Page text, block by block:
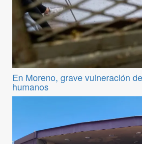
En Moreno, grave vulneración
humanos